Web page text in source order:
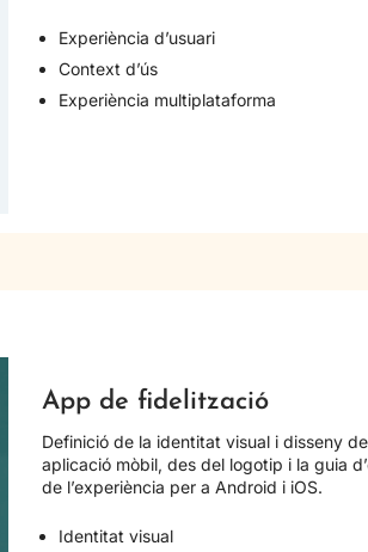
Experiència d’usuari
Context d’ús
Experiència multiplataforma
App de fidelització
Definició de la identitat visual i disseny
aplicació mòbil, des del logotip i la guia
de l’experiència per a Android i iOS.
Identitat visual